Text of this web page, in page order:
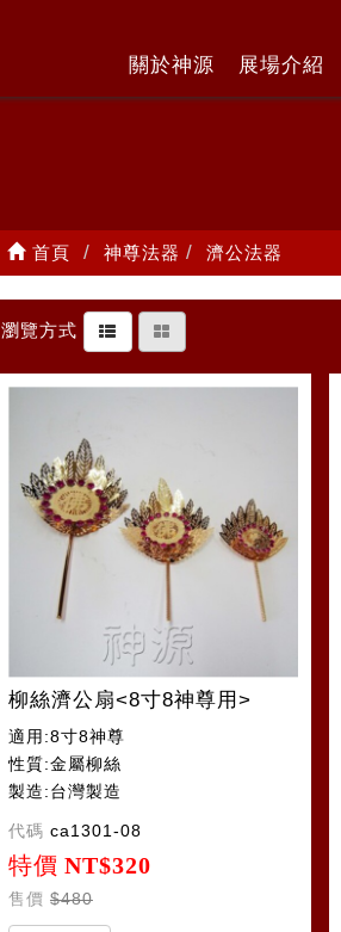
關於神源 展場介紹
首頁 神尊法器 濟公法器
瀏覽方式
柳絲濟公扇<8寸8神尊用>
適用:8寸8神尊
性質:金屬柳絲
製造:台灣製造
代碼 ca1301-08
特價 NT$320
售價 $480